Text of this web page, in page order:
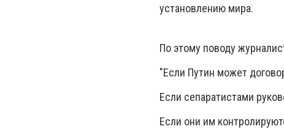
установлению мира.
По этому поводу
"Если Путин может
Если сепаратистами
Если они им